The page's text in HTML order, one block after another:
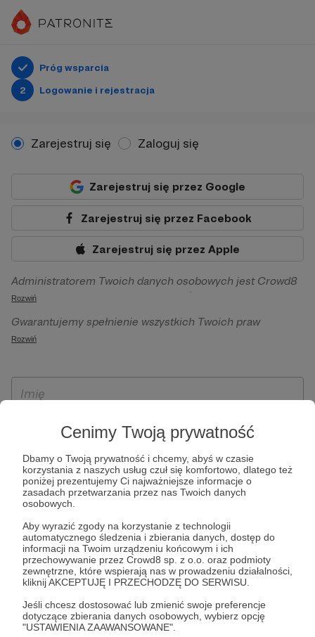
Cenimy Twoją prywatność
Dbamy o Twoją prywatność i chcemy, abyś w czasie
korzystania z naszych usług czuł się komfortowo, dlatego też
poniżej prezentujemy Ci najważniejsze informacje o
zasadach przetwarzania przez nas Twoich danych
osobowych.
Aby wyrazić zgody na korzystanie z technologii
automatycznego śledzenia i zbierania danych, dostęp do
informacji na Twoim urządzeniu końcowym i ich
przechowywanie przez Crowd8 sp. z o.o. oraz podmioty
zewnętrzne, które wspierają nas w prowadzeniu działalności,
kliknij AKCEPTUJĘ I PRZECHODZĘ DO SERWISU.
Jeśli chcesz dostosować lub zmienić swoje preferencje
dotyczące zbierania danych osobowych, wybierz opcję
"USTAWIENIA ZAAWANSOWANE".
Próg wsparcia
2
Logowanie i rejestracja
Zarejestruj się Zaloguj się
Zarejestruj się przez Google
Zarejestruj się przez Facebook
Zarejestruj się przez Apple
Administratorem Twoich danych osobowych jest Crowd8
sp. z o.o. z siedziba w Warszawie, ul. Żwirki i Wigury 16, 02-
092 Warszawa. Twoje dane osobowe będą przetwarzane w
szczególności w celu wykonania umowy zawartej z Tobą, w
Patronite.pl, w tym możliwości dokonywania oraz
otrzymywania wsparcia na naszej platformie oraz
Rozwiń
Gwarantujemy spełnienie wszystkich Twoich praw
wynikających z ogólnego rozporządzenia o ochronie
ich przenoszenia, niepodlegania zautomatyzowanemu
wyrażenia sprzeciwu wobec przetwarzania Twoich danych
osobowych. Rejestracja dla osób niepełnoletnich możliwa
jest po przekazaniu podpisanego formularza "Zgodna na
założenie konta przez osobę niepełnoletnią", formularz
dostępny jest na stronie regulaminu Patronite.pl.
Rozwiń
* Zapoznałem się i akceptujęRegulaminserwisu oraz
Prywatności.